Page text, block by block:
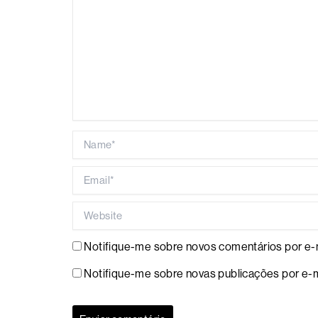
Notifique-me sobre novos comentários por e-
Notifique-me sobre novas publicações por e-